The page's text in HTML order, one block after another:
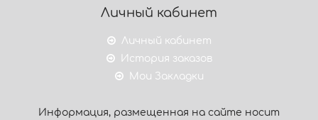
Личный кабинет
Личный кабинет
История заказов
Мои Закладки
Информация, размещенная на сайте носит